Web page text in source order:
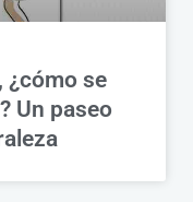
¿cómo se
Un paseo